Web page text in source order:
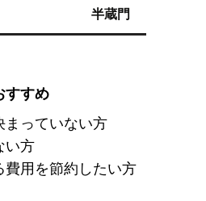
半蔵門
すすめ
まっていない方
い方
費用を節約したい方